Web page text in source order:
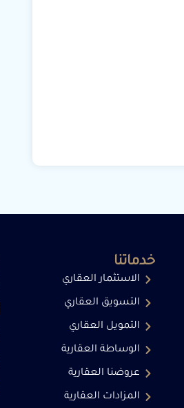
خدماتنا
الاستثمار العقاري
التسويق العقاري
التمويل العقاري
الوساطة العقارية
عروضنا العقارية
المزادات العقارية